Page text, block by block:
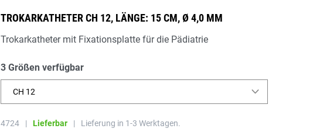
TROKARKATHETER CH 12, LÄNGE: 15 CM, Ø 4,0 MM
Trokarkatheter mit Fixationsplatte für die Pädiatrie
3 Größen verfügbar
CH 12
4724 | Lieferbar | Lieferung in 1-3 Werktagen.